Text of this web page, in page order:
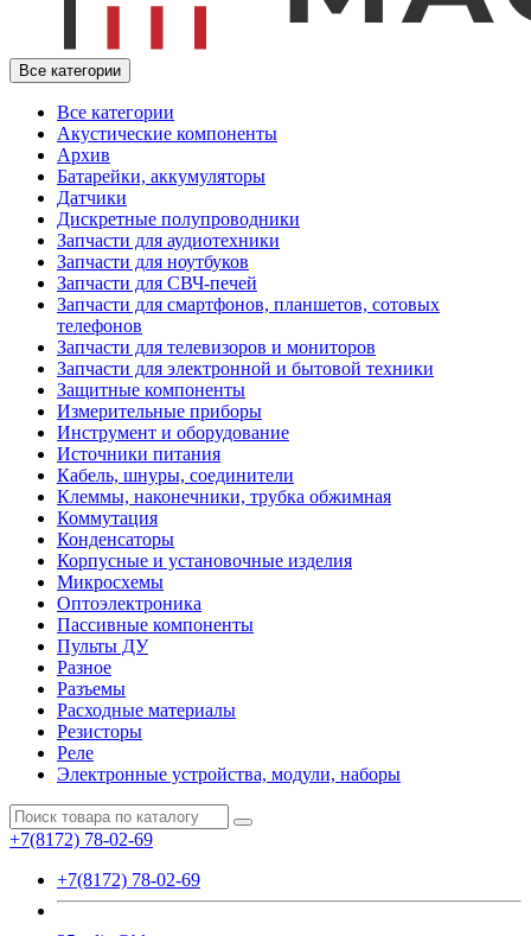
Все категории
Все категории
Акустические компоненты
Архив
Батарейки, аккумуляторы
Датчики
Дискретные полупроводники
Запчасти для аудиотехники
Запчасти для ноутбуков
Запчасти для СВЧ-печей
Запчасти для смартфонов, планшетов, сотовых
телефонов
Запчасти для телевизоров и мониторов
Запчасти для электронной и бытовой техники
Защитные компоненты
Измерительные приборы
Инструмент и оборудование
Источники питания
Кабель, шнуры, соединители
Клеммы, наконечники, трубка обжимная
Коммутация
Конденсаторы
Корпусные и установочные изделия
Микросхемы
Оптоэлектроника
Пассивные компоненты
Пульты ДУ
Разное
Разъемы
Расходные материалы
Резисторы
Реле
Электронные устройства, модули, наборы
+7(8172) 78-02-69
+7(8172) 78-02-69